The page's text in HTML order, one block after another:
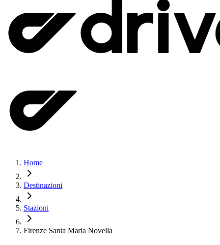
Home
Destinazioni
Stazioni
Firenze Santa Maria Novella